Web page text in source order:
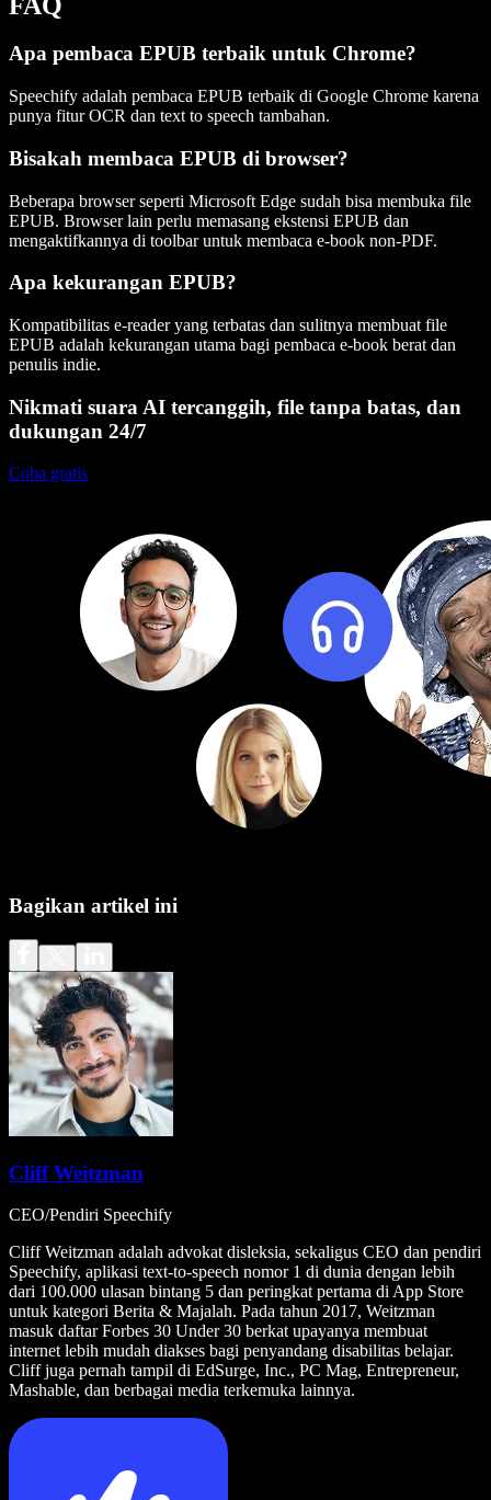
Apa pembaca EPUB terbaik untuk Chrome?
Speechify adalah pembaca EPUB terbaik di Google Chrome karena
punya fitur OCR dan text to speech tambahan.
Bisakah membaca EPUB di browser?
Beberapa browser seperti Microsoft Edge sudah bisa membuka file
EPUB. Browser lain perlu memasang ekstensi EPUB dan
mengaktifkannya di toolbar untuk membaca e-book non-PDF.
Apa kekurangan EPUB?
Kompatibilitas e-reader yang terbatas dan sulitnya membuat file
EPUB adalah kekurangan utama bagi pembaca e-book berat dan
penulis indie.
Nikmati suara AI tercanggih, file tanpa batas, dan
dukungan 24/7
Coba gratis
Bagikan artikel ini
Cliff Weitzman
CEO/Pendiri Speechify
Cliff Weitzman adalah advokat disleksia, sekaligus CEO dan pendiri
Speechify, aplikasi text-to-speech nomor 1 di dunia dengan lebih
dari 100.000 ulasan bintang 5 dan peringkat pertama di App Store
untuk kategori Berita & Majalah. Pada tahun 2017, Weitzman
masuk daftar Forbes 30 Under 30 berkat upayanya membuat
internet lebih mudah diakses bagi penyandang disabilitas belajar.
Cliff juga pernah tampil di EdSurge, Inc., PC Mag, Entrepreneur,
Mashable, dan berbagai media terkemuka lainnya.